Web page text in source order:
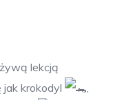
lekcją
jak krokodyl